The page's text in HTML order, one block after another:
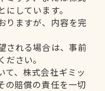
しています。
りますが、内容を完
される場合は、事前
さい。
て、株式会社ギミッ
の賠償の責任を一切